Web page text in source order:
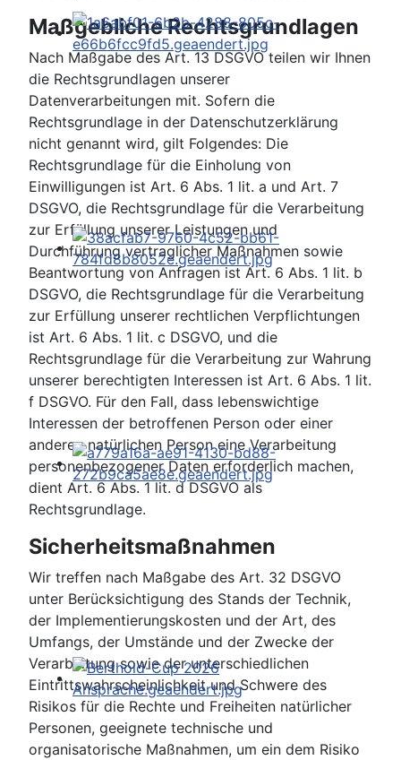
Maßgebliche Rechtsgrundlagen
Nach Maßgabe des Art. 13 DSGVO teilen wir Ihnen
die Rechtsgrundlagen unserer
Datenverarbeitungen mit. Sofern die
Rechtsgrundlage in der Datenschutzerklärung
nicht genannt wird, gilt Folgendes: Die
Rechtsgrundlage für die Einholung von
Einwilligungen ist Art. 6 Abs. 1 lit. a und Art. 7
DSGVO, die Rechtsgrundlage für die Verarbeitung
zur Erfüllung unserer Leistungen und
Durchführung vertraglicher Maßnahmen sowie
Beantwortung von Anfragen ist Art. 6 Abs. 1 lit. b
DSGVO, die Rechtsgrundlage für die Verarbeitung
zur Erfüllung unserer rechtlichen Verpflichtungen
ist Art. 6 Abs. 1 lit. c DSGVO, und die
Rechtsgrundlage für die Verarbeitung zur Wahrung
unserer berechtigten Interessen ist Art. 6 Abs. 1 lit.
f DSGVO. Für den Fall, dass lebenswichtige
Interessen der betroffenen Person oder einer
anderen natürlichen Person eine Verarbeitung
personenbezogener Daten erforderlich machen,
dient Art. 6 Abs. 1 lit. d DSGVO als
Rechtsgrundlage.
Sicherheitsmaßnahmen
Wir treffen nach Maßgabe des Art. 32 DSGVO
unter Berücksichtigung des Stands der Technik,
der Implementierungskosten und der Art, des
Umfangs, der Umstände und der Zwecke der
Verarbeitung sowie der unterschiedlichen
Eintrittswahrscheinlichkeit und Schwere des
Risikos für die Rechte und Freiheiten natürlicher
Personen, geeignete technische und
organisatorische Maßnahmen, um ein dem Risiko